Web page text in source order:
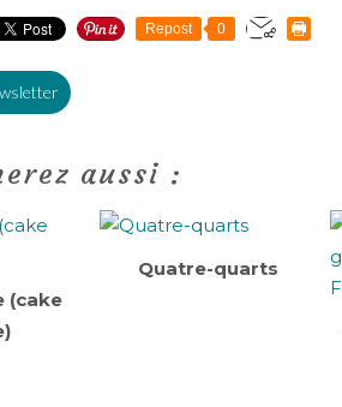
Repost 0
aussi :
(cake
Quatre-quarts